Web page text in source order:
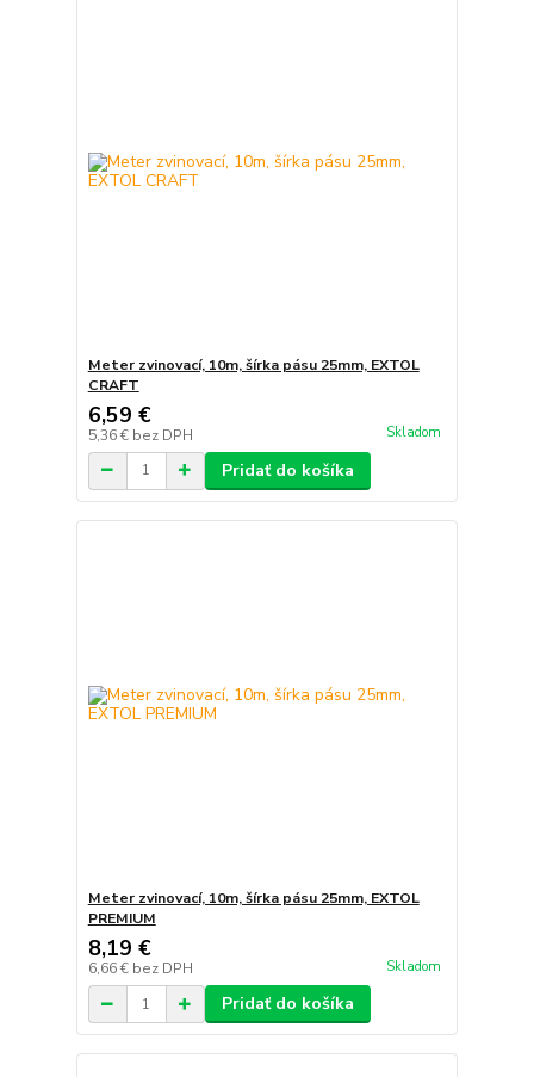
Meter zvinovací, 10m, šírka pásu 25mm, EXTOL
CRAFT
6,59 €
5,36 € bez DPH Skladom
Pridať do košíka
Meter zvinovací, 10m, šírka pásu 25mm, EXTOL
PREMIUM
8,19 €
6,66 € bez DPH Skladom
Pridať do košíka